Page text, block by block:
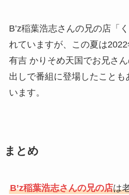
B’z稲葉浩志さんの兄の店「
れていますが、この夏は
有吉 かりそめ天国でお兄さ
出しで番組に登場したことも
います。
まとめ
B’z稲葉浩志さんの兄の店は